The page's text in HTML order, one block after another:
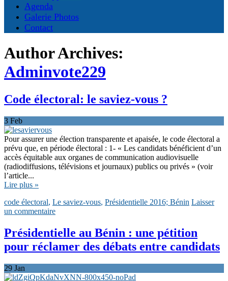
Agenda
Galerie Photos
Contact
Author Archives:
Adminvote229
Code électoral: le saviez-vous ?
3 Feb
Pour assurer une élection transparente et apaisée, le code électoral a
prévu que, en période électoral : 1- « Les candidats bénéficient d’un
accès équitable aux organes de communication audiovisuelle
(radiodiffusions, télévisions et journaux) publics ou privés » (voir
l’article...
Lire plus »
code électoral, Le saviez-vous, Présidentielle 2016; Bénin Laisser
un commentaire
Présidentielle au Bénin : une pétition
pour réclamer des débats entre candidats
29 Jan